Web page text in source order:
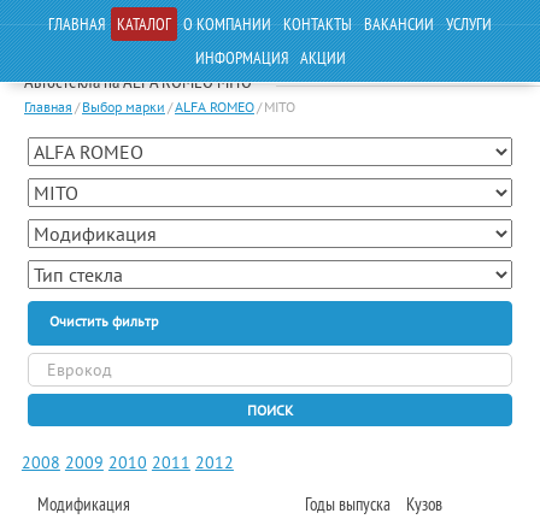
ГЛАВНАЯ КАТАЛОГ О КОМПАНИИ КОНТАКТЫ ВАКАНСИИ УСЛУГИ
ИНФОРМАЦИЯ АКЦИИ
Автостекла на ALFA ROMEO MITO
Главная / Выбор марки /ALFA ROMEO/ MITO
Очистить фильтр
ПОИСК
2008 2009 2010 2011 2012
Модификация Годы выпуска Кузов